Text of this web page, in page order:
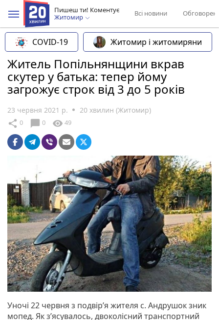
Пишеш ти! Коментує
Житомир
Всі новини
COVID-19 Житомир і житомиряни
Житель Попільнянщини вкрав
скутер у батька: тепер йому
загрожує строк від 3 до 5 років
23 червня 2021 р. 20 хвилин (Житомир)
share 0 chat_bubble 0 visibility 49
Уночі 22 червня з подвір’я жителя с. Андрушок зник
мопед. Як з’ясувалось, двоколісний транспортний